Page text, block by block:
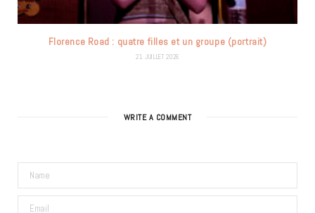
Florence Road : quatre filles et un groupe (portrait)
21 JUILLET 2026
WRITE A COMMENT